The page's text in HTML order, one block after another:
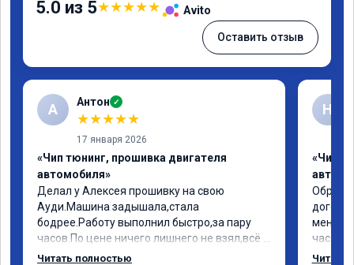
5.0 из 5★★★★★ Avito
Оставить отзыв
А Антон ✓
★★★★★
17 января 2026
«Чип тюнинг, прошивка двигателя
автомобиля»
Делал у Алексея прошивку на свою
Ауди.Машина задышала,стала
бодрее.Работу выполнил быстро,за пару
часов.По цене ничего лишнего не взял,всё
как договаривались заранее.После работы
Читать полностью
Н
«Чип
меня
час
Арман
Читать